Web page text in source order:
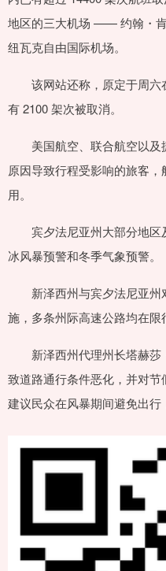
地区的三大机场 —— 约翰・
纽瓦克自由国际机场。
该网站还称，原定于周六
有 2100 架次被取消。
美国航空、联合航空以及
原因导致行程受影响的旅客
用。
宾夕法尼亚州大部分地区
冰风暴预警和冬季气象预警。
新泽西州与宾夕法尼亚州
施，多条州际高速公路均在限
新泽西州代理州长塔赫莎
致道路通行条件恶化，并对
建议民众在风暴期间避免出